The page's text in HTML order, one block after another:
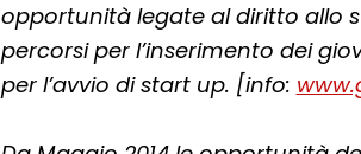
opportunità legate al diritto allo
percorsi per l’inserimento dei
per l’avvio di start up. [info: